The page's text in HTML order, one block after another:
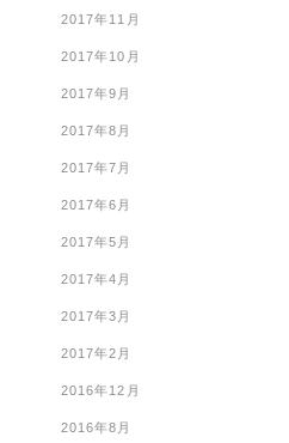
2017年11月
2017年10月
2017年9月
2017年8月
2017年7月
2017年6月
2017年5月
2017年4月
2017年3月
2017年2月
2016年12月
2016年8月